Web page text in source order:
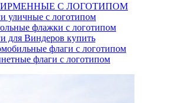
С ЛОГОТИПОМ
уличные с логотипом
флажки с логотипом
для Виндеров купить
флаги с логотипом
флаги с логотипом